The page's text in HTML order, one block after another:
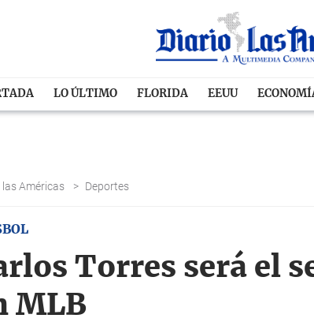
LO ÚLTIMO FLORIDA EEUU
las Américas > Deportes
Torres será el
MLB